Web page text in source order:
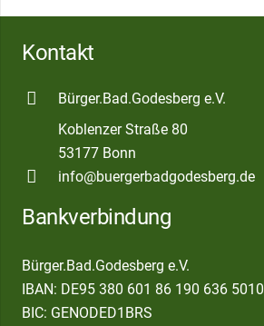
Kontakt
Bürger.Bad.Godesberg e.V.
Koblenzer Straße 80
53177 Bonn
info@buergerbadgodesberg.de
Bankverbindung
Bürger.Bad.Godesberg e.V.
IBAN: DE95 380 601 86 190 636 5010
BIC: GENODED1BRS